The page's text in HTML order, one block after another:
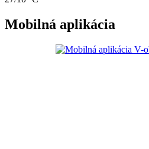
Mobilná aplikácia